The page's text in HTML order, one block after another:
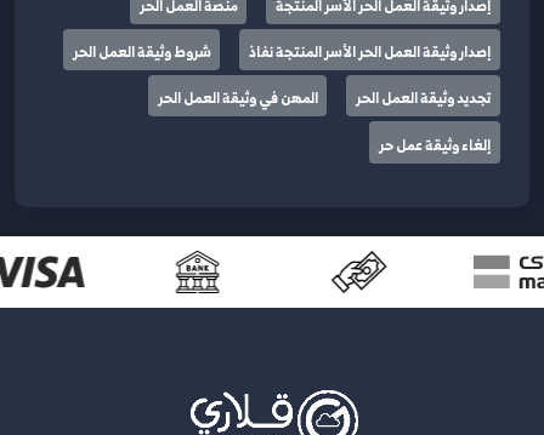
إصدار وثيقة العمل الحر الأسر المنتجة
منصة العمل الحر
إصدار وثيقة العمل الحر الأسر المنتجة نفاذ
شروط وثيقة العمل الحر
تجديد وثيقة العمل الحر
المهن في وثيقة العمل الحر
إلغاء وثيقة عمل حر